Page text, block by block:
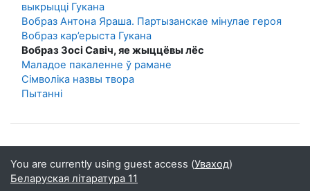
выкрыцці Гукана
Вобраз Антона Яраша. Партызанскае мінулае героя
Вобраз кар’ерыста Гукана
Вобраз Зосі Савіч, яе жыццёвы лёс
Маладое пакаленне ў рамане
Сімволіка назвы твора
Пытаннi
You are currently using guest access (Уваход)
Беларуская літаратура 11